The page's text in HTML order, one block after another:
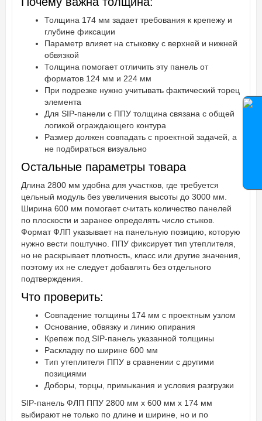
Толщина 174 мм задает требования к крепежу и
глубине фиксации
Параметр влияет на стыковку с верхней и нижней
обвязкой
Толщина помогает отличить эту панель от
форматов 124 мм и 224 мм
При подрезке нужно учитывать фактический торец
элемента
Для SIP-панели с ППУ толщина связана с общей
логикой ограждающего контура
Размер должен совпадать с проектной задачей, а
не подбираться визуально
Остальные параметры товара
Длина 2800 мм удобна для участков, где требуется
цельный модуль без увеличения высоты до 3000 мм.
Ширина 600 мм помогает считать количество панелей
по плоскости и заранее определять число стыков.
Формат ФЛП указывает на панельную позицию, которую
нужно вести поштучно. ППУ фиксирует тип утеплителя,
но не раскрывает плотность, класс или другие значения,
поэтому их не следует добавлять без отдельного
подтверждения.
Что проверить:
Совпадение толщины 174 мм с проектным узлом
Основание, обвязку и линию опирания
Крепеж под SIP-панель указанной толщины
Раскладку по ширине 600 мм
Тип утеплителя ППУ в сравнении с другими
позициями
Доборы, торцы, примыкания и условия разгрузки
SIP-панель ФЛП ППУ 2800 мм х 600 мм х 174 мм
выбирают не только по длине и ширине, но и по